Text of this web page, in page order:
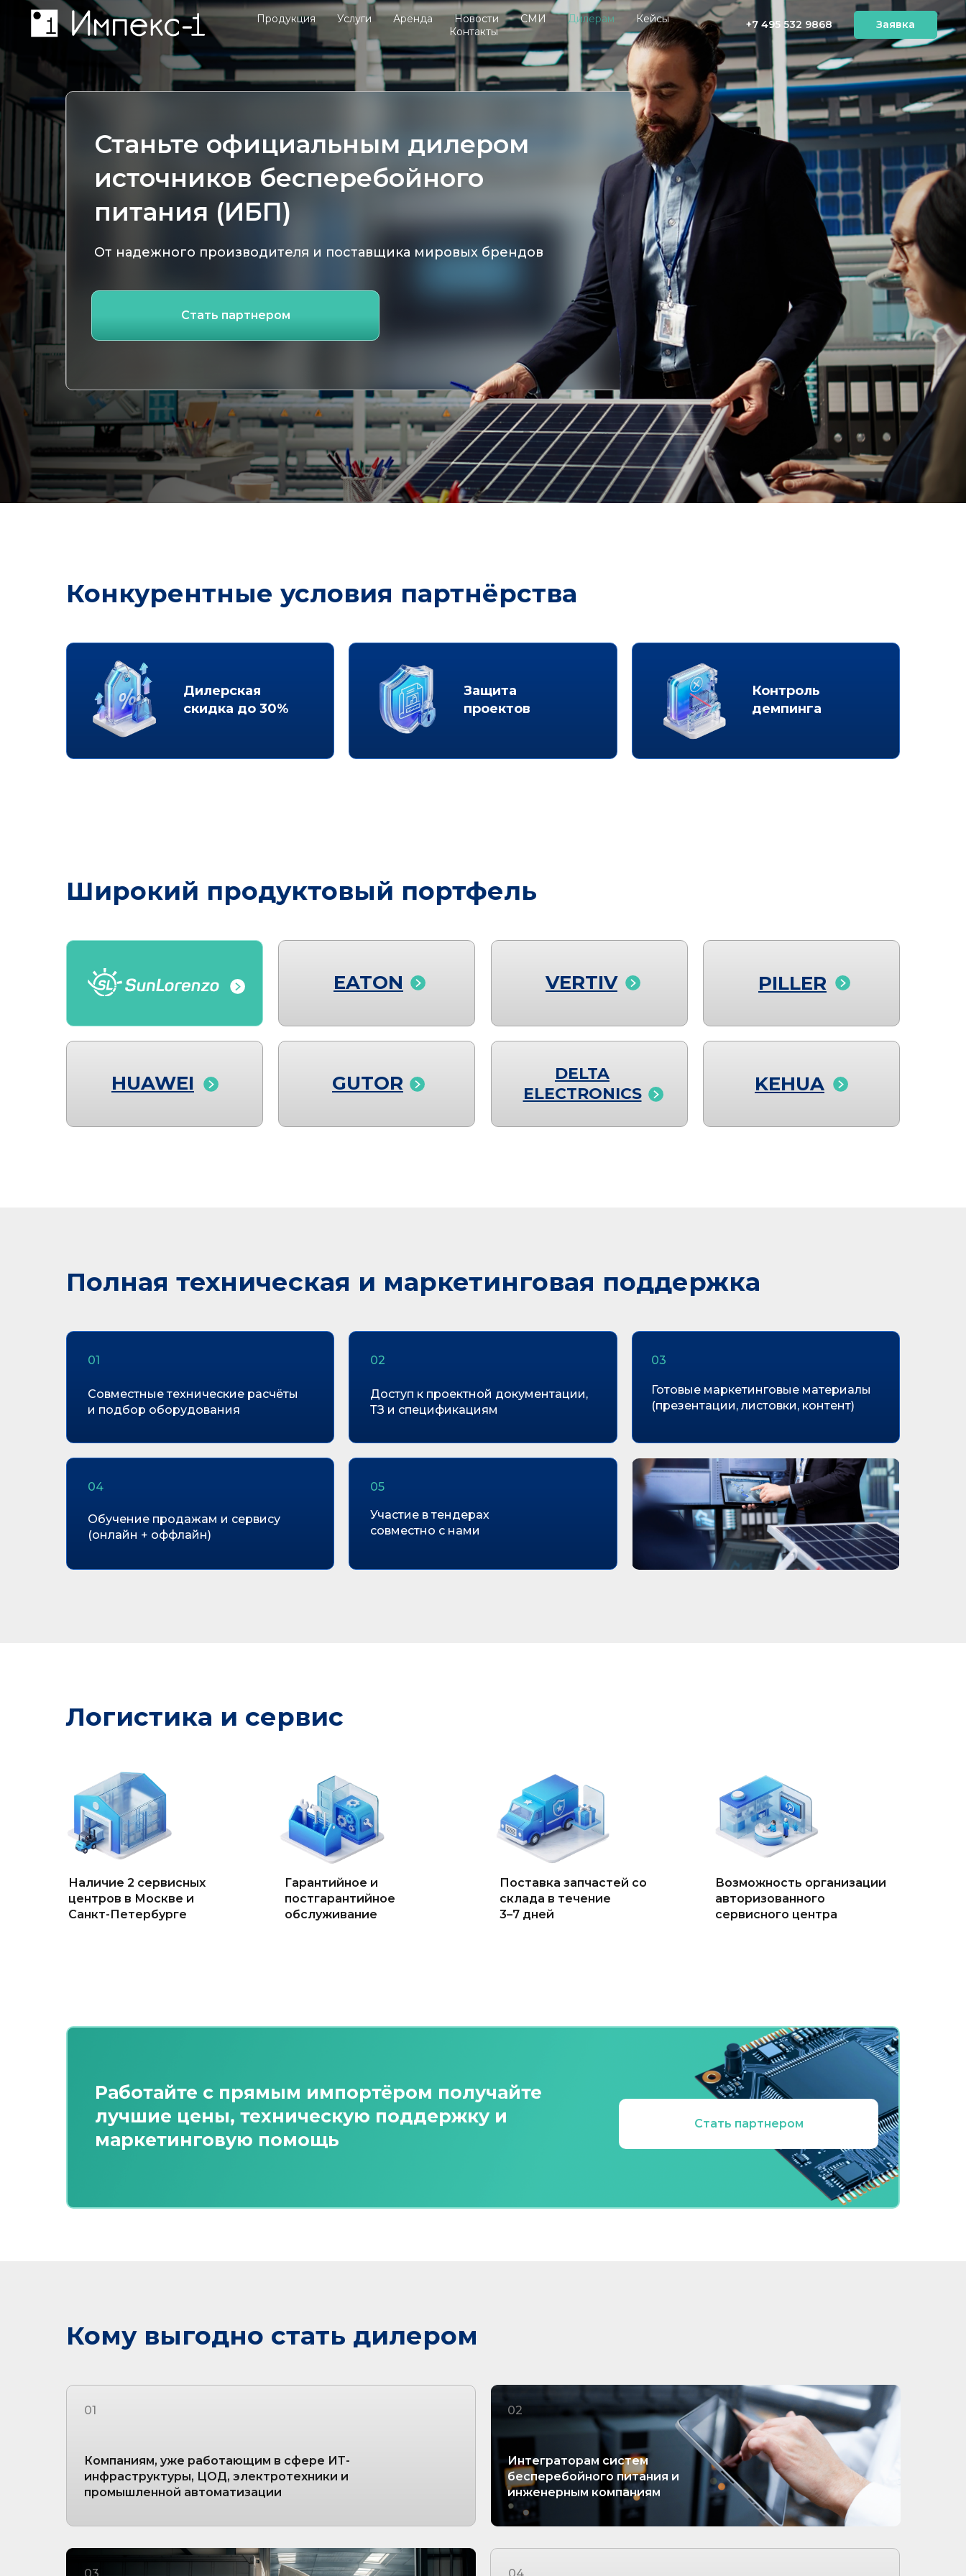
Продукция Услуги Аренда Новости СМИ Дилерам
Кейсы
Контакты
+7 495 532 9868 Заявка
Стать партнером
Станьте официальным дилером
источников бесперебойного
питания (ИБП)
От надежного производителя и поставщика мировых брендов
Конкурентные условия партнёрства
Дилерская
скидка до 30%
Контроль
демпинга
Защита
проектов
Широкий продуктовый портфель
EATON VERTIV
KEHUA
PILLER
HUAWEI GUTOR
DELTA
ELECTRONICS
Полная техническая и маркетинговая поддержка
Совместные технические расчёты
и подбор оборудования
Доступ к проектной документации,
ТЗ и спецификациям
Готовые маркетинговые материалы
(презентации, листовки, контент)
Обучение продажам и сервису
(онлайн + оффлайн)
Участие в тендерах
совместно с нами
01 02 03
04 05
Логистика и сервис
Наличие 2 сервисных
центров в Москве и
Санкт-Петербурге
Поставка запчастей со
склада в течение
3–7 дней
Возможность организации
авторизованного
сервисного центра
Гарантийное и
постгарантийное
обслуживание
Стать партнером
Работайте с прямым импортёром получайте
лучшие цены, техническую поддержку и
маркетинговую помощь
Кому выгодно стать дилером
Компаниям, уже работающим в сфере ИТ-
инфраструктуры, ЦОД, электротехники и
промышленной автоматизации
Интеграторам систем
бесперебойного питания и
инженерным компаниям
02
01